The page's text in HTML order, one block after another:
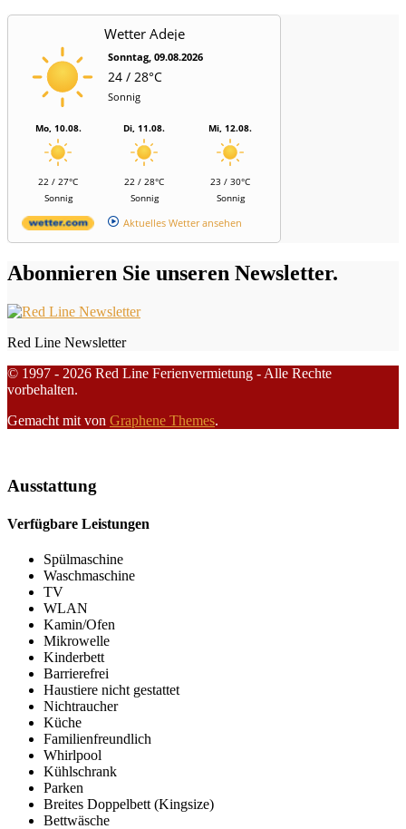
Wetter Adeje
Sonntag, 09.08.2026
24 / 28°C
Sonnig
Mo, 10.08.
22 / 27°C
Sonnig
Di, 11.08.
22 / 28°C
Sonnig
Mi, 12.08.
23 / 30°C
Sonnig
Aktuelles Wetter ansehen
Abonnieren Sie unseren Newsletter.
Red Line Newsletter
© 1997 - 2026 Red Line Ferienvermietung - Alle Rechte
vorbehalten.
Gemacht mit von Graphene Themes.
Ausstattung
Verfügbare Leistungen
Spülmaschine
Waschmaschine
TV
WLAN
Kamin/Ofen
Mikrowelle
Kinderbett
Barrierefrei
Haustiere nicht gestattet
Nichtraucher
Küche
Familienfreundlich
Whirlpool
Kühlschrank
Parken
Breites Doppelbett (Kingsize)
Bettwäsche